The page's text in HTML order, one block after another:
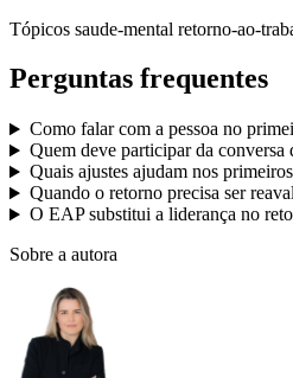
Tópicos saude-mental retorno-ao-
Perguntas frequentes
Como falar com a pessoa no
Quem deve participar da conversa
Quais ajustes ajudam nos
Quando o retorno precisa ser
O EAP substitui a liderança no
Sobre a autora